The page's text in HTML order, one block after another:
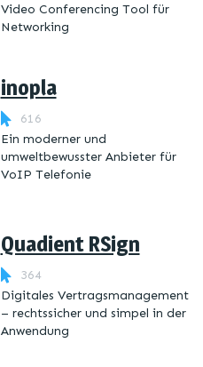
Video Conferencing Tool für
Networking
inopla
616
Ein moderner und
umweltbewusster Anbieter für
VoIP Telefonie
Quadient RSign
364
Digitales Vertragsmanagement
– rechtssicher und simpel in der
Anwendung